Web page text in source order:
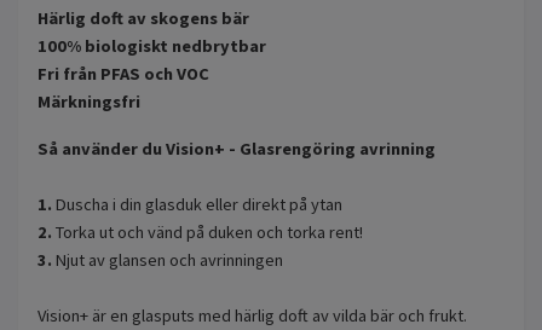
Härlig doft av skogens bär
100% biologiskt nedbrytbar
Fri från PFAS och VOC
Märkningsfri
Så använder du Vision+ - Glasrengöring avrinning
1. Duscha i din glasduk eller direkt på ytan
2. Torka ut och vänd på duken och torka rent!
3. Njut av glansen och avrinningen
Vision+ är en glasputs med härlig doft av vilda bär och frukt.